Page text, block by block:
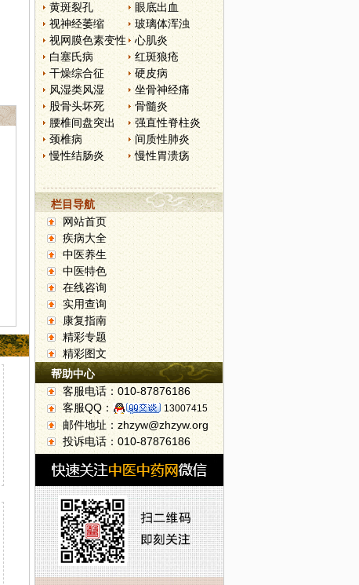
黄斑裂孔
眼底出血
视神经萎缩
玻璃体浑浊
视网膜色素变性
心肌炎
白塞氏病
红斑狼疮
干燥综合征
硬皮病
风湿类风湿
坐骨神经痛
股骨头坏死
骨髓炎
腰椎间盘突出
强直性脊柱炎
颈椎病
间质性肺炎
慢性结肠炎
慢性胃溃疡
栏目导航
网站首页
疾病大全
中医养生
中医特色
在线咨询
实用查询
康复指南
精彩专题
精彩图文
帮助中心
客服电话：010-87876186
客服QQ：
13007415
邮件地址：zhzyw@zhzyw.org
投诉电话：010-87876186